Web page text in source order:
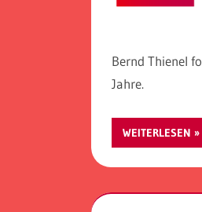
Bernd Thienel
Jahre.
WEITERLESEN